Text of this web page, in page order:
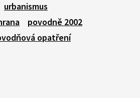
urbanismus
povodně 2002
opatření